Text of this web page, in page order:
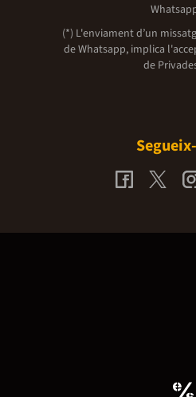
(*) L'enviament d’un
de Whatsapp, implica
de